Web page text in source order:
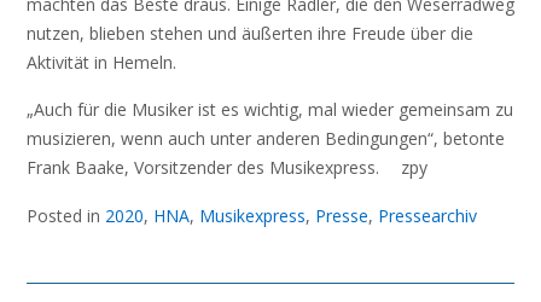
nutzen, blieben stehen und äußerten ihre Freude über die
Aktivität in Hemeln.
„Auch für die Musiker ist es wichtig, mal wieder gemeinsam zu
musizieren, wenn auch unter anderen Bedingungen“, betonte
Frank Baake, Vorsitzender des Musikexpress. zpy
Posted in 2020, HNA, Musikexpress, Presse, Pressearchiv